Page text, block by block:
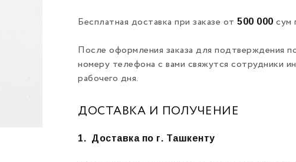
Бесплатная доставка при заказе от500 000 сум
После оформления заказа для подтверждения
номеру телефона с вами свяжутся сотрудники
рабочего дня.
ДОСТАВКА И ПОЛУЧЕНИЕ
1. Доставка по г. Ташкенту